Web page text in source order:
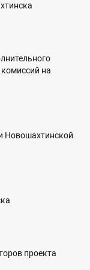
на
Новошахтинской
проекта